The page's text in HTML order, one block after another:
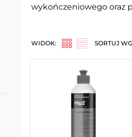
wykończeniowego oraz
WIDOK: SORTUJ